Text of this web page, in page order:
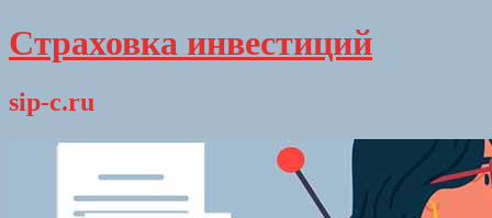
Страховка инвестиций
sip-c.ru